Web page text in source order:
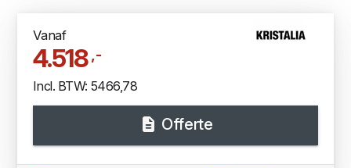
Vanaf
4.518,-
Incl. BTW: 5466,78
Offerte